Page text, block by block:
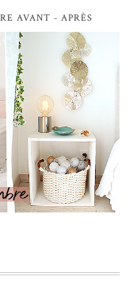
AVANT - APRÈS